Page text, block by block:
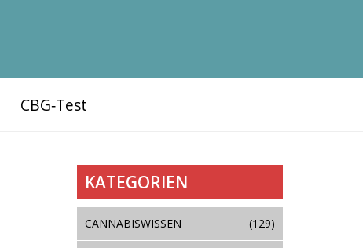
CBG‑Test
KATEGORIEN
CANNABISWISSEN (129)